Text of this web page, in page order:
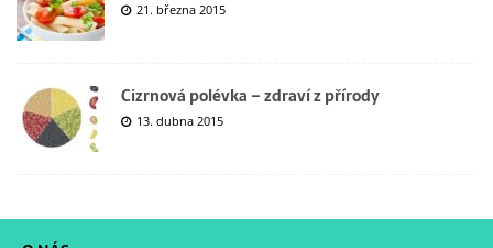
21. března 2015
Cizrnová polévka – zdraví z přírody
13. dubna 2015